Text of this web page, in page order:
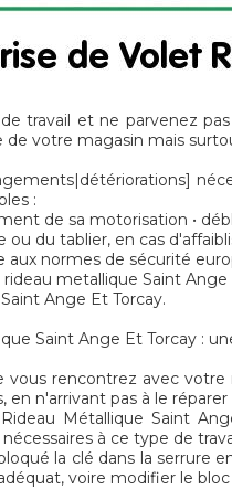
travail et ne parvenez
de votre magasin mais
:
de sa motorisation •
ou du tablier, en cas
aux normes de sécurité
metallique Saint Ange
Ange Et Torcay.
Saint Ange Et Torcay :
vous rencontrez avec
en n'arrivant pas à le
Métallique Saint
à ce type de
la clé dans la serrure
voire modifier le